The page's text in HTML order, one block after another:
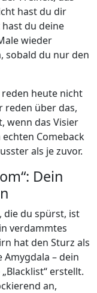
hast du dir
hast du deine
wieder
sobald du nur den
heute nicht
reden über das,
wenn das Visier
Comeback
als je zuvor.
Dein
die du spürst, ist
verdammtes
hat den Sturz als
– dein
erstellt.
an,